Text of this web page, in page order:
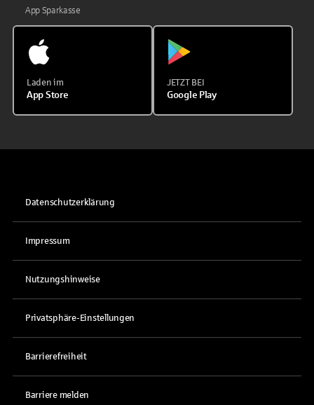
App Sparkasse
Laden im
App Store
JETZT BEI
Google Play
Datenschutzerklärung
Impressum
Nutzungshinweise
Privatsphäre-Einstellungen
Barrierefreiheit
Barriere melden